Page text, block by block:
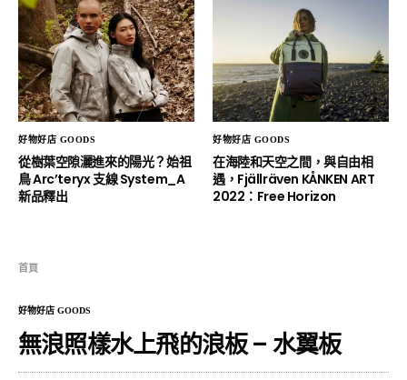
好物好店 GOODS
從樹葉空隙灑進來的陽光？始祖
鳥 Arc’teryx 支線 System_A
新品釋出
好物好店 GOODS
在海陸和天空之間，與自由相
遇，Fjällräven KÅNKEN ART
2022：Free Horizon
首頁
好物好店 GOODS
無浪照樣水上飛的浪板 – 水翼板